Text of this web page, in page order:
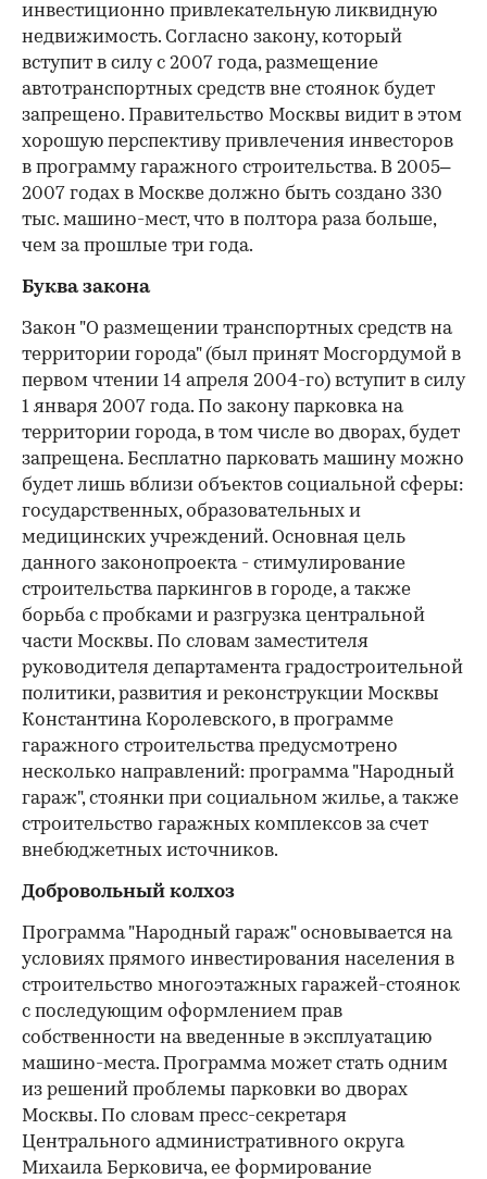
инвестиционно привлекательную ликвидную
недвижимость. Согласно закону, который
вступит в силу с 2007 года, размещение
автотранспортных средств вне стоянок будет
запрещено. Правительство Москвы видит в этом
хорошую перспективу привлечения инвесторов
в программу гаражного строительства. В 2005–
2007 годах в Москве должно быть создано 330
тыс. машино-мест, что в полтора раза больше,
чем за прошлые три года.
Буква закона
Закон "О размещении транспортных средств на
территории города" (был принят Мосгордумой в
первом чтении 14 апреля 2004-го) вступит в силу
1 января 2007 года. По закону парковка на
территории города, в том числе во дворах, будет
запрещена. Бесплатно парковать машину можно
будет лишь вблизи объектов социальной сферы:
государственных, образовательных и
медицинских учреждений. Основная цель
данного законопроекта - стимулирование
строительства паркингов в городе, а также
борьба с пробками и разгрузка центральной
части Москвы. По словам заместителя
руководителя департамента градостроительной
политики, развития и реконструкции Москвы
Константина Королевского, в программе
гаражного строительства предусмотрено
несколько направлений: программа "Народный
гараж", стоянки при социальном жилье, а также
строительство гаражных комплексов за счет
внебюджетных источников.
Добровольный колхоз
Программа "Народный гараж" основывается на
условиях прямого инвестирования населения в
строительство многоэтажных гаражей-стоянок
с последующим оформлением прав
собственности на введенные в эксплуатацию
машино-места. Программа может стать одним
из решений проблемы парковки во дворах
Москвы. По словам пресс-секретаря
Центрального административного округа
Михаила Берковича, ее формирование